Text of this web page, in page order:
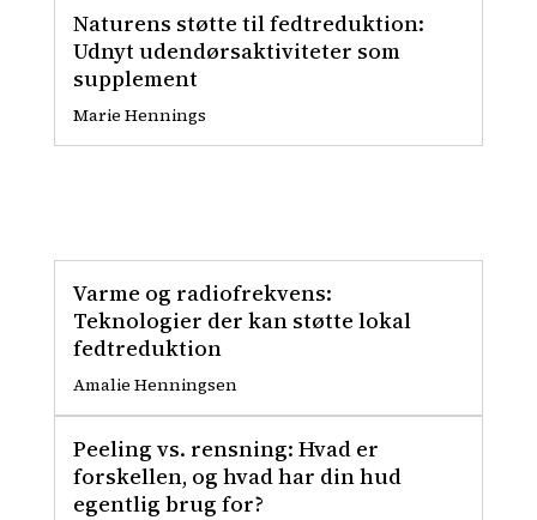
Naturens støtte til fedtreduktion:
Udnyt udendørsaktiviteter som
supplement
Marie Hennings
Varme og radiofrekvens:
Teknologier der kan støtte lokal
fedtreduktion
Amalie Henningsen
Peeling vs. rensning: Hvad er
forskellen, og hvad har din hud
egentlig brug for?